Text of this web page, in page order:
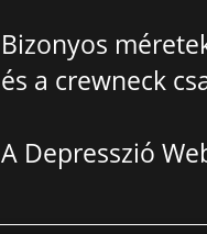
Bizonyos
és a crewneck
A Depresszió